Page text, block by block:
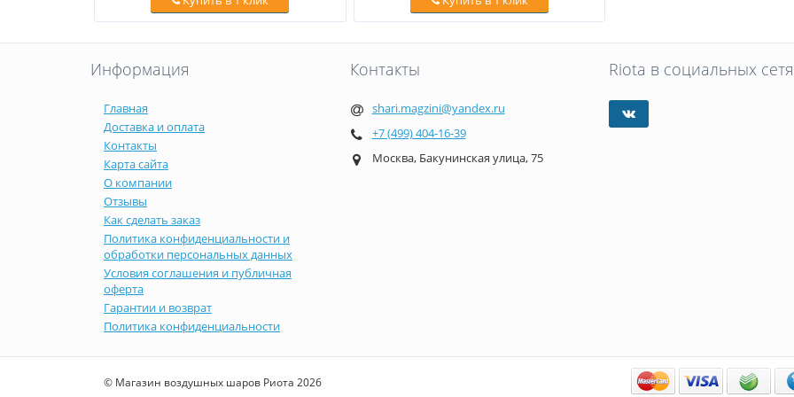
Информация
Главная
Доставка и оплата
Контакты
Карта сайта
О компании
Отзывы
Как сделать заказ
Политика конфиденциальности и
обработки персональных данных
Условия соглашения и публичная
оферта
Гарантии и возврат
Политика конфиденциальности
Контакты
shari.magzini@yandex.ru
+7 (499) 404-16-39
Москва, Бакунинская улица, 75
Riota в социальных
© Магазин воздушных шаров Риота 2026